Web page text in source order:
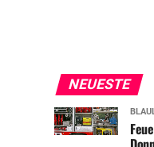
NEUESTE